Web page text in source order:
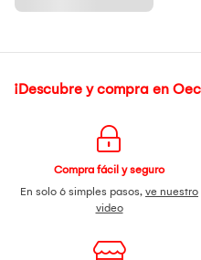
¡Descubre y compra en
Compra fácil y seguro
En solo 6 simples pasos, ve nuestro
video